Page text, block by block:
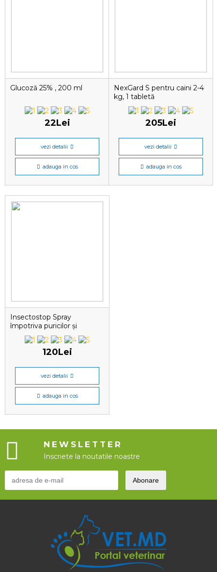
Glucoză 25% , 200 ml
22Lei
vezi detalii
adauga in cos
NexGard S pentru caini 2-4
kg, 1 tabletă
205Lei
vezi detalii
adauga in cos
Insectostop Spray
împotriva puricilor și
căpușelor pentru pisici și
câini, 100 ml
120Lei
vezi detalii
adauga in cos
NEWSLETTER
Inscriete la noutatile noastre